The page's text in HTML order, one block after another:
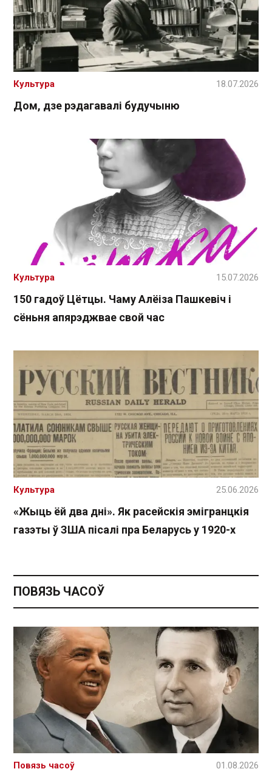
Дом, дзе рэдагавалі будучыню
Культура 18.07.2026
150 гадоў Цётцы. Чаму Алёіза Пашкевіч і
сёньня апярэджвае свой час
Культура 15.07.2026
«Жыць ёй два дні». Як расейскія эмігранцкія
газэты ў ЗША пісалі пра Беларусь у 1920-х
Культура 25.06.2026
ПОВЯЗЬ ЧАСОЎ
Повязь часоў 01.08.2026